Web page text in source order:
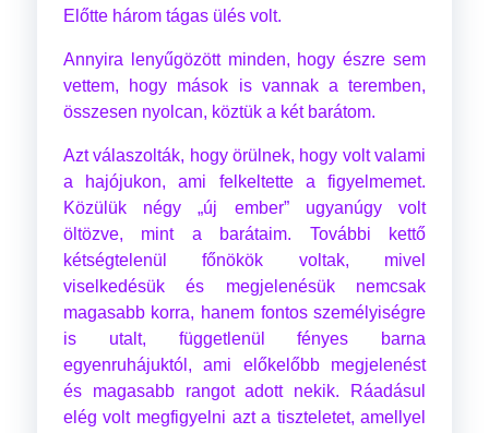
Előtte három tágas ülés volt.
Annyira lenyűgözött minden, hogy észre sem
vettem, hogy mások is vannak a teremben,
összesen nyolcan, köztük a két barátom.
Azt válaszolták, hogy örülnek, hogy volt valami
a hajójukon, ami felkeltette a figyelmemet.
Közülük négy „új ember” ugyanúgy volt
öltözve, mint a barátaim. További kettő
kétségtelenül főnökök voltak, mivel
viselkedésük és megjelenésük nemcsak
magasabb korra, hanem fontos személyiségre
is utalt, függetlenül fényes barna
egyenruhájuktól, ami előkelőbb megjelenést
és magasabb rangot adott nekik. Ráadásul
elég volt megfigyelni azt a tiszteletet, amellyel